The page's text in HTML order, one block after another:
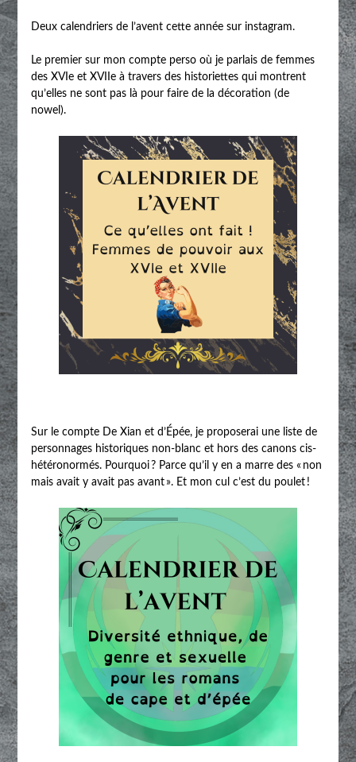
Deux calendriers de l’avent cette année sur instagram.
Le premier sur mon compte perso où je parlais de femmes
des XVIe et XVIIe à travers des historiettes qui montrent
qu’elles ne sont pas là pour faire de la décoration (de
nowel).
Sur le compte De Xian et d’Épée, je proposerai une liste de
personnages historiques non-blanc et hors des canons cis-
hétéronormés. Pourquoi ? Parce qu’il y en a marre des « non
mais avait y avait pas avant ». Et mon cul c’est du poulet !